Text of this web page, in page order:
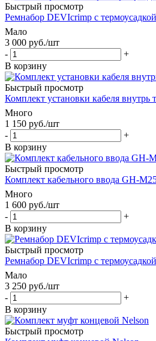
Быстрый просмотр
Ремнабор DEVIcrimp с
Мало
3 000 руб./шт
-
+
В корзину
Быстрый просмотр
Комплект установки кабеля
Много
1 150 руб./шт
-
+
В корзину
Быстрый просмотр
Комплект кабельного ввода GH-
Много
1 600 руб./шт
-
+
В корзину
Быстрый просмотр
Ремнабор DEVIcrimp с
Мало
3 250 руб./шт
-
+
В корзину
Быстрый просмотр